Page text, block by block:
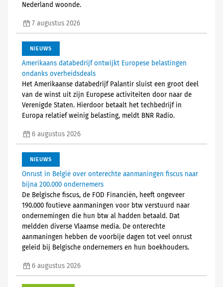
Nederland woonde.
7 augustus 2026
NIEUWS
Amerikaans databedrijf ontwijkt Europese belastingen
ondanks overheidsdeals
Het Amerikaanse databedrijf Palantir sluist een groot deel
van de winst uit zijn Europese activiteiten door naar de
Verenigde Staten. Hierdoor betaalt het techbedrijf in
Europa relatief weinig belasting, meldt BNR Radio.
6 augustus 2026
NIEUWS
Onrust in België over onterechte aanmaningen fiscus naar
bijna 200.000 ondernemers
De Belgische fiscus, de FOD Financiën, heeft ongeveer
190.000 foutieve aanmaningen voor btw verstuurd naar
ondernemingen die hun btw al hadden betaald. Dat
meldden diverse Vlaamse media. De onterechte
aanmaningen hebben de voorbije dagen tot veel onrust
geleid bij Belgische ondernemers en hun boekhouders.
6 augustus 2026